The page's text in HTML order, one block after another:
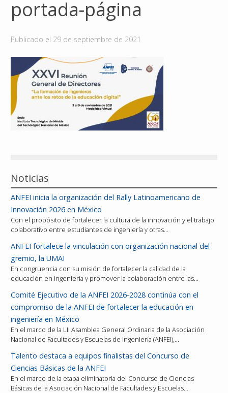
Reuniones y Conferencias
Reconocimientos
Publicaciones
Afiliación
portada-página
Publicado el 29 de septiembre de 2021
Noticias
ANFEI inicia la organización del Rally Latinoamericano de
Innovación 2026 en México
Con el propósito de fortalecer la cultura de la innovación y el trabajo
colaborativo entre estudiantes de ingeniería y otras…
ANFEI fortalece la vinculación con organización nacional del
gremio, la UMAI
En congruencia con su misión de fortalecer la calidad de la
educación en ingeniería y promover la colaboración entre las…
Comité Ejecutivo de la ANFEI 2026-2028 continúa con el
compromiso de la ANFEI de fortalecer la educación en
ingeniería en México
En el marco de la LII Asamblea General Ordinaria de la Asociación
Nacional de Facultades y Escuelas de Ingeniería (ANFEI),…
Talento destaca a equipos finalistas del Concurso de
Ciencias Básicas de la ANFEI
En el marco de la etapa eliminatoria del Concurso de Ciencias
Básicas de la Asociación Nacional de Facultades y Escuelas…